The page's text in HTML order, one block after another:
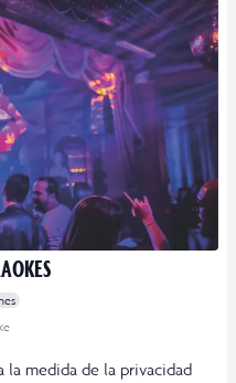
la medida de la privacidad